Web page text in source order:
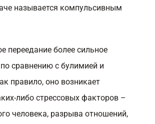
называется компульсивным
переедание более сильное
сравнению с булимией и
правило, оно возникает
либо стрессовых факторов –
человека, разрыва отношений,